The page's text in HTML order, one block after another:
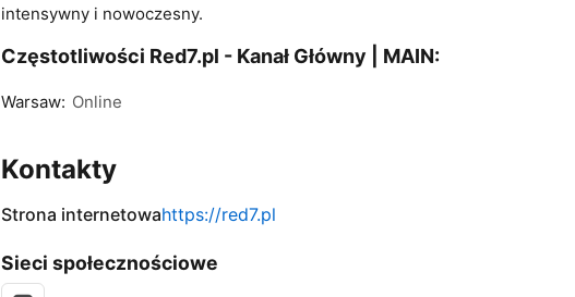
intensywny i nowoczesny.
Częstotliwości Red7.pl - Kanał Główny | MAIN:
Warsaw: Online
Kontakty
Strona internetowahttps://red7.pl
Sieci społecznościowe